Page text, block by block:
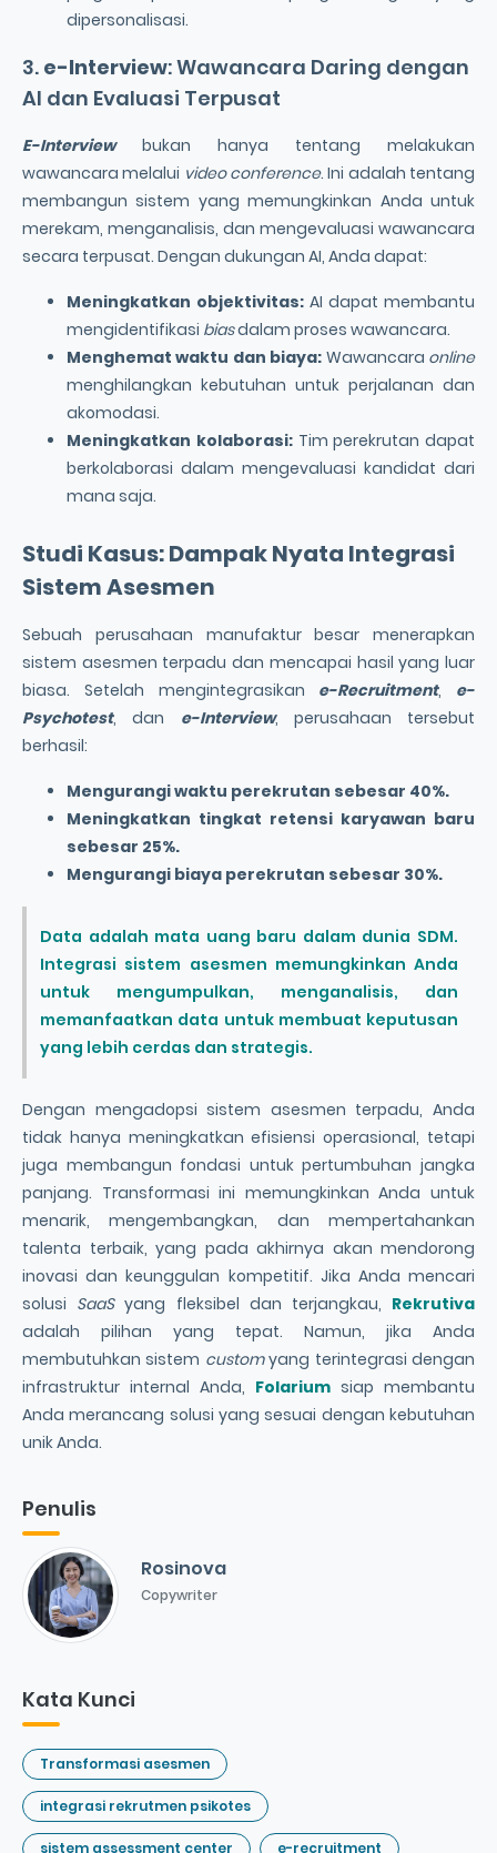
dipersonalisasi.
3. e-Interview: Wawancara Daring dengan
AI dan Evaluasi Terpusat
E-Interviewbukan hanya tentang melakukan
wawancara melalui video conference. Ini adalah tentang
membangun sistem yang memungkinkan Anda untuk
merekam, menganalisis, dan mengevaluasi wawancara
secara terpusat. Dengan dukungan AI, Anda dapat:
Meningkatkan objektivitas: AI dapat membantu
mengidentifikasi biasdalam proses wawancara.
Menghemat waktu dan biaya: Wawancara online
menghilangkan kebutuhan untuk perjalanan dan
akomodasi.
Meningkatkan kolaborasi:Tim perekrutan dapat
berkolaborasi dalam mengevaluasi kandidat dari
mana saja.
Studi Kasus: Dampak Nyata Integrasi
Sistem Asesmen
Sebuah perusahaan manufaktur besar menerapkan
sistem asesmen terpadu dan mencapai hasil yang luar
biasa. Setelah mengintegrasikan e-Recruitment, e-
Psychotest, dan e-Interview, perusahaan tersebut
berhasil:
Mengurangi waktu perekrutan sebesar 40%.
Meningkatkan tingkat retensi karyawan baru
sebesar 25%.
Mengurangi biaya perekrutan sebesar 30%.
Data adalah mata uang baru dalam dunia SDM.
Integrasi sistem asesmen memungkinkan Anda
untuk mengumpulkan, menganalisis, dan
memanfaatkan data untuk membuat keputusan
yang lebih cerdas dan strategis.
Dengan mengadopsi sistem asesmen terpadu, Anda
tidak hanya meningkatkan efisiensi operasional, tetapi
juga membangun fondasi untuk pertumbuhan jangka
panjang. Transformasi ini memungkinkan Anda untuk
menarik, mengembangkan, dan mempertahankan
talenta terbaik, yang pada akhirnya akan mendorong
inovasi dan keunggulan kompetitif. Jika Anda mencari
solusi SaaSyang fleksibel dan terjangkau, Rekrutiva
adalah pilihan yang tepat. Namun, jika Anda
membutuhkan sistem customyang terintegrasi dengan
infrastruktur internal Anda, Folarium siap membantu
Anda merancang solusi yang sesuai dengan kebutuhan
unik Anda.
Penulis
Rosinova
Copywriter
Kata Kunci
Transformasi asesmen
integrasi rekrutmen psikotes
sistem assessment center e-recruitment